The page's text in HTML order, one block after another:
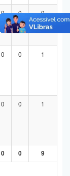
0 0 0
0 0 1
0 0 1
0 0 9